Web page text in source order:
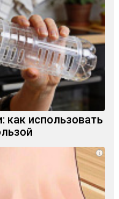
как использовать
i